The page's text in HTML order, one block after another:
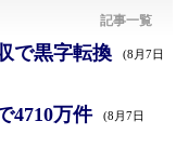
記事一覧
で黒字転換 (8月7日
4710万件 (8月7日